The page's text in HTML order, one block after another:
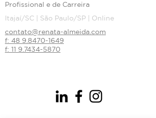
Profissional e de Carreira
Itajaí/SC | São Paulo/SP | Online
contato@renata-almeida.com
f: 48 9.8470-1649
f: 11 9.7434-5870